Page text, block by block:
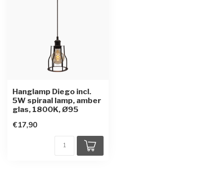
Hanglamp Diego incl.
5W spiraal lamp, amber
glas, 1800K, Ø95
€17,90